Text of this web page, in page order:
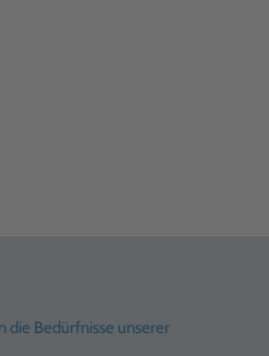
die Bedürfnisse unserer